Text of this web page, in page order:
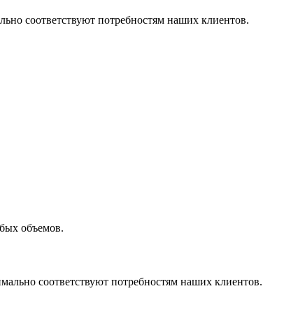
соответствуют потребностям наших клиентов.
объемов.
соответствуют потребностям наших клиентов.